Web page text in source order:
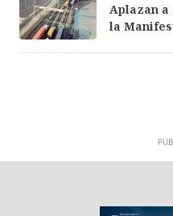
Aplazan a
la